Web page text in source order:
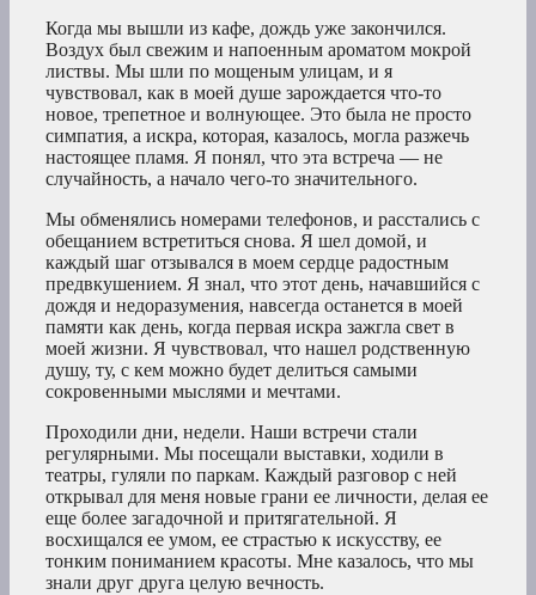
Когда мы вышли из кафе, дождь уже закончился.
Воздух был свежим и напоенным ароматом мокрой
листвы. Мы шли по мощеным улицам, и я
чувствовал, как в моей душе зарождается что-то
новое, трепетное и волнующее. Это была не просто
симпатия, а искра, которая, казалось, могла разжечь
настоящее пламя. Я понял, что эта встреча — не
случайность, а начало чего-то значительного.
Мы обменялись номерами телефонов, и расстались с
обещанием встретиться снова. Я шел домой, и
каждый шаг отзывался в моем сердце радостным
предвкушением. Я знал, что этот день, начавшийся с
дождя и недоразумения, навсегда останется в моей
памяти как день, когда первая искра зажгла свет в
моей жизни. Я чувствовал, что нашел родственную
душу, ту, с кем можно будет делиться самыми
сокровенными мыслями и мечтами.
Проходили дни, недели. Наши встречи стали
регулярными. Мы посещали выставки, ходили в
театры, гуляли по паркам. Каждый разговор с ней
открывал для меня новые грани ее личности, делая ее
еще более загадочной и притягательной. Я
восхищался ее умом, ее страстью к искусству, ее
тонким пониманием красоты. Мне казалось, что мы
знали друг друга целую вечность.